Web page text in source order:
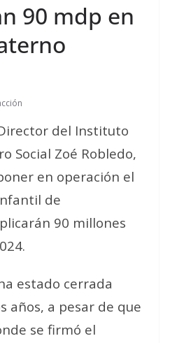
90 mdp en
del Instituto
Social Zoé Robledo,
en operación el
de
90 millones
estado cerrada
años, a pesar de que
se firmó el